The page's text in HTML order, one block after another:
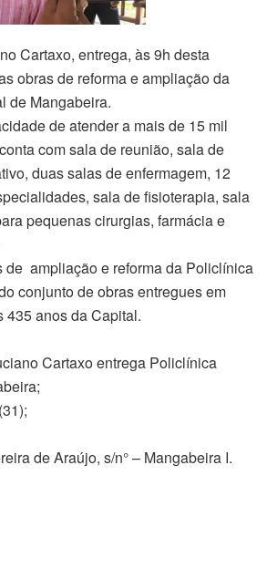
Cartaxo, entrega, às 9h desta
obras de reforma e ampliação da
de Mangabeira.
de atender a mais de 15 mil
com sala de reunião, sala de
duas salas de enfermagem, 12
sala de fisioterapia, sala
pequenas cirurgias, farmácia e
de ampliação e reforma da Policlínica
conjunto de obras entregues em
435 anos da Capital.
Cartaxo entrega Policlínica
de Araújo, s/n° – Mangabeira I.